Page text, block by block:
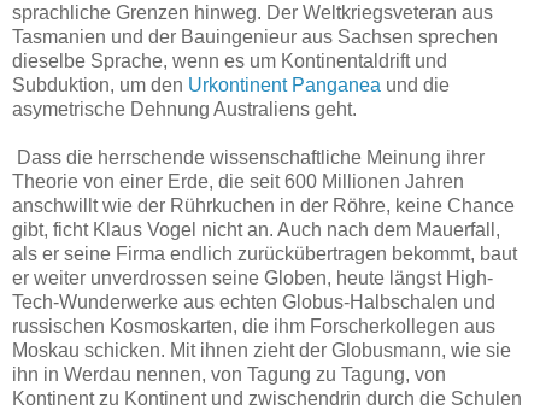
sprachliche Grenzen hinweg. Der Weltkriegsveteran aus
Tasmanien und der Bauingenieur aus Sachsen sprechen
dieselbe Sprache, wenn es um Kontinentaldrift und
Subduktion, um den Urkontinent Panganea und die
asymetrische Dehnung Australiens geht.
Dass die herrschende wissenschaftliche Meinung ihrer
Theorie von einer Erde, die seit 600 Millionen Jahren
anschwillt wie der Rührkuchen in der Röhre, keine Chance
gibt, ficht Klaus Vogel nicht an. Auch nach dem Mauerfall,
als er seine Firma endlich zurückübertragen bekommt, baut
er weiter unverdrossen seine Globen, heute längst High-
Tech-Wunderwerke aus echten Globus-Halbschalen und
russischen Kosmoskarten, die ihm Forscherkollegen aus
Moskau schicken. Mit ihnen zieht der Globusmann, wie sie
ihn in Werdau nennen, von Tagung zu Tagung, von
Kontinent zu Kontinent und zwischendrin durch die Schulen